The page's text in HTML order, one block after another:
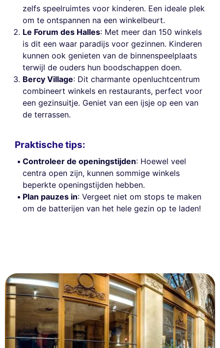
zelfs speelruimtes voor kinderen. Een ideale plek
om te ontspannen na een winkelbeurt.
Le Forum des Halles: Met meer dan 150 winkels
is dit een waar paradijs voor gezinnen. Kinderen
kunnen ook genieten van de binnenspeelplaats
terwijl de ouders hun boodschappen doen.
Bercy Village: Dit charmante openluchtcentrum
combineert winkels en restaurants, perfect voor
een gezinsuitje. Geniet van een ijsje op een van
de terrassen.
Praktische tips:
Controleer de openingstijden: Hoewel veel
centra open zijn, kunnen sommige winkels
beperkte openingstijden hebben.
Plan pauzes in: Vergeet niet om stops te maken
om de batterijen van het hele gezin op te laden!